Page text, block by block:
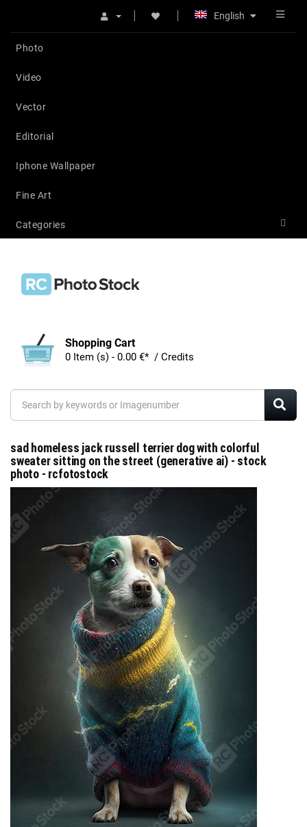
English
Photo
Video
Vector
Editorial
Iphone Wallpaper
Fine Art
Categories
Shopping Cart
0 Item (s) - 0.00 €* / Credits
sad homeless jack russell terrier dog with colorful
sweater sitting on the street (generative ai) - stock
photo - rcfotostock